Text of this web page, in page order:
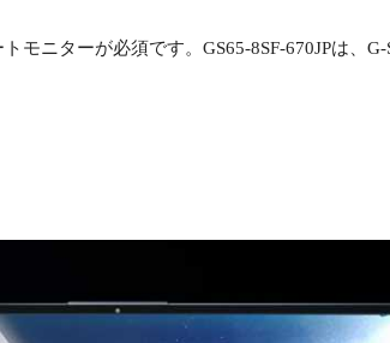
モニターが必須です。GS65-8SF-670JPは、